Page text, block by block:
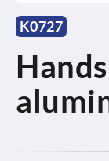
K0727